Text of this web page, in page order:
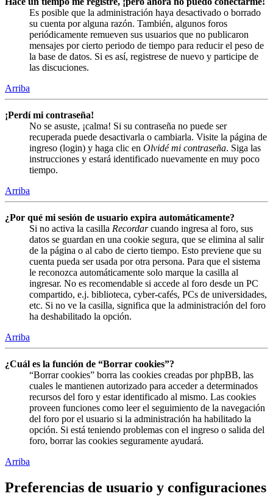
Es posible que la administración haya desactivado o borrado
su cuenta por alguna razón. También, algunos foros
periódicamente remueven sus usuarios que no publicaron
mensajes por cierto periodo de tiempo para reducir el peso de
la base de datos. Si es así, registrese de nuevo y participe de
las discuciones.
Arriba
¡Perdí mi contraseña!
No se asuste, ¡calma! Si su contraseña no puede ser
recuperada puede desactivarla o cambiarla. Visite la página de
ingreso (login) y haga clic en Olvidé mi contraseña. Siga las
instrucciones y estará identificado nuevamente en muy poco
tiempo.
Arriba
¿Por qué mi sesión de usuario expira automáticamente?
Si no activa la casilla Recordarcuando ingresa al foro, sus
datos se guardan en una cookie segura, que se elimina al salir
de la página o al cabo de cierto tiempo. Esto previene que su
cuenta pueda ser usada por otra persona. Para que el sistema
le reconozca automáticamente solo marque la casilla al
ingresar. No es recomendable si accede al foro desde un PC
compartido, e.j. biblioteca, cyber-cafés, PCs de universidades,
etc. Si no ve la casilla, significa que la administración del foro
ha deshabilitado la opción.
Arriba
¿Cuál es la función de “Borrar cookies”?
“Borrar cookies” borra las cookies creadas por phpBB, las
cuales le mantienen autorizado para acceder a determinados
recursos del foro y estar identificado al mismo. Las cookies
proveen funciones como leer el seguimiento de la navegación
del foro por el usuario si la administración ha habilitado la
opción. Si está teniendo problemas con el ingreso o salida del
foro, borrar las cookies seguramente ayudará.
Arriba
Preferencias de usuario y configuraciones